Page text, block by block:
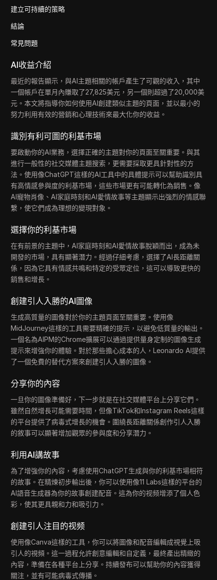
建立可持續的策略
結論
常見問題
AI收益介紹
最近的報告顯示，與AI主題相關的帳戶產生了可觀的收入，其中
一個帳戶在單月內賺取了27,825美元，另一個則超過了20,000美
元。本文將指導你如何使用AI創建類似主題的頁面，並以最小的
努力利用有效的營銷和心理技術來最大化你的收益。
識別有利可圖的利基市場
要啟動你的AI業務，選擇正確的主題對你的頁面至關重要。與其
進行一般性的社交媒體主題搜索，更需要採取更具針對性的方
法。使用像ChatGPT這樣的AI工具中的具體提示可以幫助識別具
有高情感參與度的利基市場，這些市場更有可能轉化為銷售。像
AI寵物肖像、AI家庭時刻和AI愛情故事等主題顯示出強烈的情感聯
繫，使它們成為理想的變現對象。
選擇你的利基市場
在有前景的主題中，AI家庭時刻和AI愛情故事脫穎而出，成為未
開發的市場，具有顯著潛力。經過仔細考慮，選擇了AI長距離關
係，因為它具有情感共鳴和特定的受眾定位，這可以導致更快的
銷售和增長。
創建引人入勝的AI圖像
生成高質量的圖像對於你的主題頁面至關重要。使用像
MidJourney這樣的工具需要精確的提示，以避免低質量的輸出。
一個名為AIPM的Chrome擴展可以通過提供量身定制的圖像生成
提示來增強你的體驗。對於那些擔心成本的人，Leonardo AI提供
了一個免費的替代方案來創建引人入勝的圖像。
分享你的內容
一旦你的圖像準備好，下一步就是在社交媒體平台上分享它們。
雖然自然增長可能需要時間，但像TikTok和Instagram Reels這樣
的平台提供了病毒式增長的機會。圍繞長距離關係創作引人入勝
的敘事可以顯著增加觀眾的參與度和分享潛力。
利用AI講故事
為了增強你的內容，考慮使用ChatGPT生成與你的利基市場相符
的故事。在精煉初步輸出後，你可以使用像11 Labs這樣的平台的
AI語音生成器為你的故事創建配音。這為你的视频增添了個人色
彩，使其更具親和力和吸引力。
創建引人注目的视频
使用像Canva這樣的工具，你可以將圖像和配音編輯成視覺上吸
引人的視頻。這一過程允許創意編輯和自定義，最終產出精緻的
內容，準備在各種平台上分享。持續發布可以幫助你的內容獲得
關注，並有可能病毒式傳播。